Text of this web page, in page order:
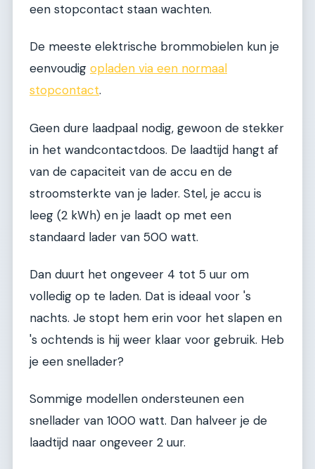
een stopcontact staan wachten.
De meeste elektrische brommobielen kun je
eenvoudig opladen via een normaal
stopcontact.
Geen dure laadpaal nodig, gewoon de stekker
in het wandcontactdoos. De laadtijd hangt af
van de capaciteit van de accu en de
stroomsterkte van je lader. Stel, je accu is
leeg (2 kWh) en je laadt op met een
standaard lader van 500 watt.
Dan duurt het ongeveer 4 tot 5 uur om
volledig op te laden. Dat is ideaal voor 's
nachts. Je stopt hem erin voor het slapen en
's ochtends is hij weer klaar voor gebruik. Heb
je een snellader?
Sommige modellen ondersteunen een
snellader van 1000 watt. Dan halveer je de
laadtijd naar ongeveer 2 uur.